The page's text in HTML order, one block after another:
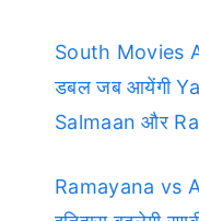
South Movies
डबल जब आयेंगी
Salmaan और
Ramayana vs